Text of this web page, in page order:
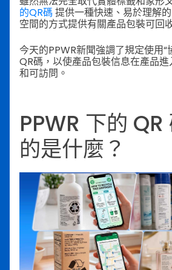
的QR碼 提供一種快速、易於理解
空間的方式提供有關產品包裝可回
今天的PPWR新聞強調了規定使用“
QR碼，以使產品包裝信息在產品
和可訪問。
PPWR 下的 QR
的是什麼？